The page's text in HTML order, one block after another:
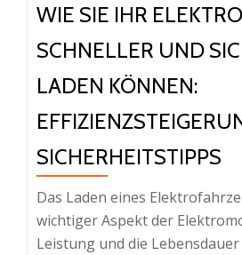
WIE SIE IHR
SCHNELLER UND
LADEN KÖNNEN:
SICHERHEITSTIPPS
Das Laden eines
wichtiger Aspekt der
Leistung und die